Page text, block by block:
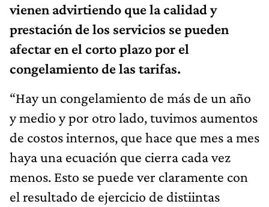
vienen advirtiendo que la calidad y
prestación de los servicios se pueden
afectar en el corto plazo por el
congelamiento de las tarifas.
“Hay un congelamiento de más de un año
y medio y por otro lado, tuvimos aumentos
de costos internos, que hace que mes a mes
haya una ecuación que cierra cada vez
menos. Esto se puede ver claramente con
el resultado de ejercicio de distiintas